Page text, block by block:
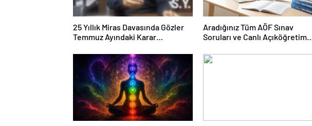
25 Yıllık Miras Davasında Gözler
Temmuz Ayındaki Karar
Aradığınız Tüm AÖF Sınav
Soruları ve Canlı Açıköğretim